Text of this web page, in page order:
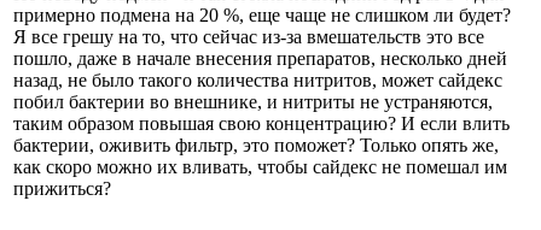
примерно подмена на 20 %, еще чаще не слишком ли будет?
Я все грешу на то, что сейчас из-за вмешательств это все
пошло, даже в начале внесения препаратов, несколько дней
назад, не было такого количества нитритов, может сайдекс
побил бактерии во внешнике, и нитриты не устраняются,
таким образом повышая свою концентрацию? И если влить
бактерии, оживить фильтр, это поможет? Только опять же,
как скоро можно их вливать, чтобы сайдекс не помешал им
прижиться?